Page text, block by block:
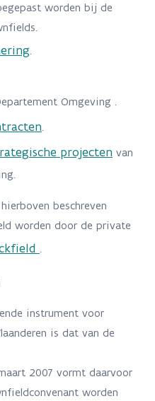
worden bij de
.
Omgeving .
.
projecten van
beschreven
worden door de private
.
instrument voor
is dat van de
2007 vormt daarvoor
worden